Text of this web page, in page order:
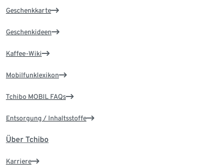
Geschenkkarte
Geschenkideen
Kaffee-Wiki
Mobilfunklexikon
Tchibo MOBIL FAQs
Entsorgung / Inhaltsstoffe
Über Tchibo
Karriere